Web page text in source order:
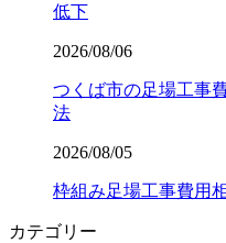
低下
2026/08/06
つくば市の足場工事
法
2026/08/05
枠組み足場工事費用
カテゴリー